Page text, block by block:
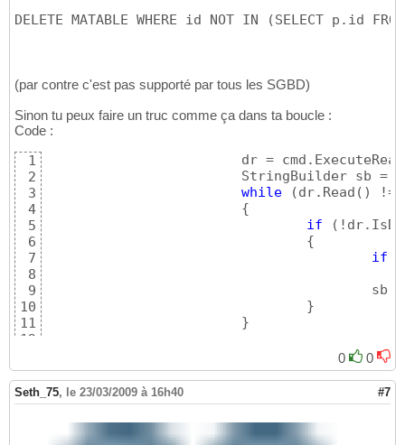
DELETE MATABLE WHERE id NOT IN (SELECT p.id
(par contre c'est pas supporté par tous les SGBD)
Sinon tu peux faire un truc comme ça dans ta boucle :
Code :
1
2
3
4
5
6
7
8
9
10
11
12
14
dr =
			StringBuilder sb =
while
(dr.Read ( ) !=
{
if
(
{
if
}
}
return sb.ToString(
0 0
Seth_75, le 23/03/2009 à 16h40 #7